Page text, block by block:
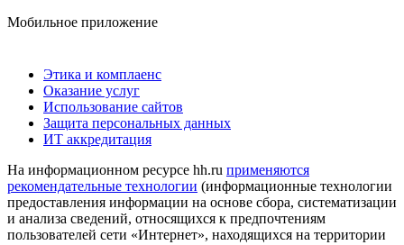
Мобильное приложение
Этика и комплаенс
Оказание услуг
Использование сайтов
Защита персональных данных
ИТ аккредитация
На информационном ресурсе hh.ru применяются
рекомендательные технологии (информационные технологии
предоставления информации на основе сбора, систематизации
и анализа сведений, относящихся к предпочтениям
пользователей сети «Интернет», находящихся на территории